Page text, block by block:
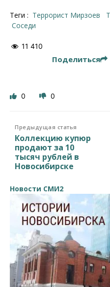
Теги : террорист Мирзоев
соседи
11 410
Поделиться
0 0
Предыдущая статья
Коллекцию купюр
продают за 10
тысяч рублей в
Новосибирске
Новости СМИ2